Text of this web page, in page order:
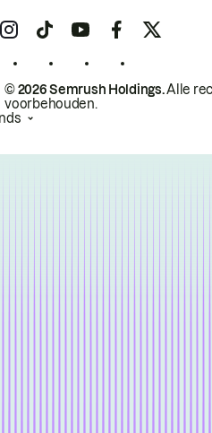
© 2026 Semrush Holdings.Alle
voorbehouden.